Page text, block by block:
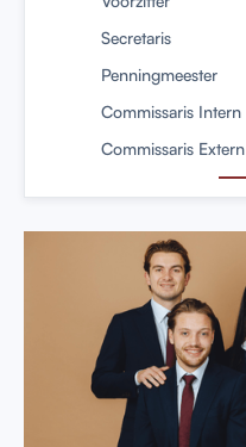
Secretaris
Penningmeester
Commissaris Intern
Commissaris Extern